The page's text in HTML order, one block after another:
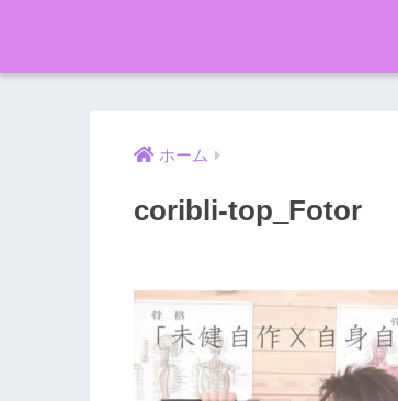
ホーム
coribli-top_Fotor